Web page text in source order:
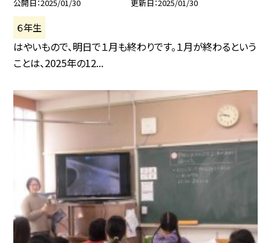
公開日 2025/01/30 更新日 2025/01/30
６年生
はやいもので、明日で１月も終わりです。１月が終わるという
ことは、2025年の12...